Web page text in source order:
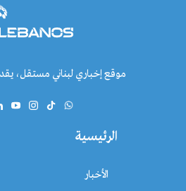
موقع إخباري لبناني مستقل، يقدم
الرئيسية
الأخبار